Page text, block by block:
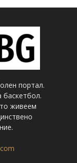
портал.
живеем